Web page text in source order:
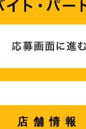
店舗情報